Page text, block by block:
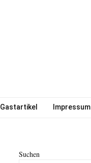
Gastartikel Impressum
Suchen